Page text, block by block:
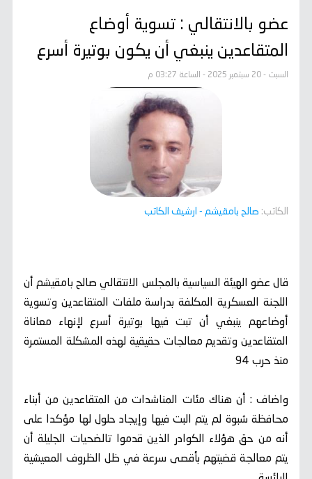
عضو بالانتقالي : تسوية أوضاع
المتقاعدين ينبغي أن يكون بوتيرة أسرع
السبت - 20 سبتمبر 2025 - الساعة 03:27 م
الكاتب: صالح بامقيشم - ارشيف الكاتب
قال عضو الهيئة السياسية بالمجلس الانتقالي صالح بامقيشم أن
اللجنة العسكرية المكلفة بدراسة ملفات المتقاعدين وتسوية
أوضاعهم ينبغي أن تبت فيها بوتيرة أسرع لإنهاء معاناة
المتقاعدين وتقديم معالجات حقيقية لهذه المشكلة المستمرة
منذ حرب 94
واضاف : أن هناك مئات المناشدات من المتقاعدين من أبناء
محافظة شبوة لم يتم البت فيها وإيجاد حلول لها مؤكدا على
أنه من حق هؤلاء الكوادر الذين قدموا تالضحيات الجليلة أن
يتم معالجة قضيتهم بأقصى سرعة في ظل الظروف المعيشية